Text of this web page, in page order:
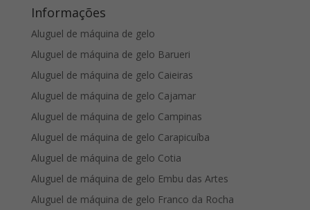
Informações
Aluguel de máquina de gelo
Aluguel de máquina de gelo Barueri
Aluguel de máquina de gelo Caieiras
Aluguel de máquina de gelo Cajamar
Aluguel de máquina de gelo Campinas
Aluguel de máquina de gelo Carapicuíba
Aluguel de máquina de gelo Cotia
Aluguel de máquina de gelo Embu das Artes
Aluguel de máquina de gelo Franco da Rocha